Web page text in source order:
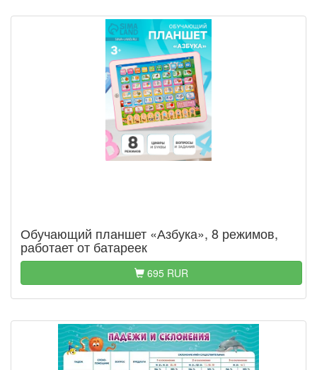
Обучающий планшет «Азбука», 8 режимов,
работает от батареек
695 RUR